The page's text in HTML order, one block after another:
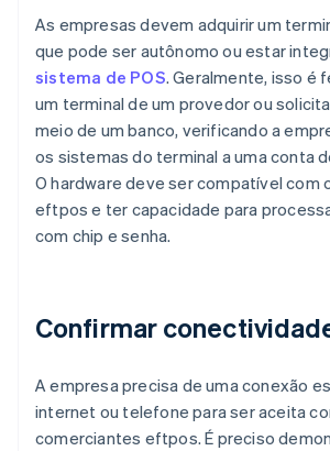
As empresas devem adquirir um
que pode ser autônomo ou estar
sistema de POS. Geralmente, isso é
um terminal de um provedor ou
meio de um banco, verificando a
os sistemas do terminal a uma conta
O hardware deve ser compatível com
eftpos e ter capacidade para
com chip e senha.
Confirmar
A empresa precisa de uma conexão
internet ou telefone para ser aceita
comerciantes eftpos. É preciso